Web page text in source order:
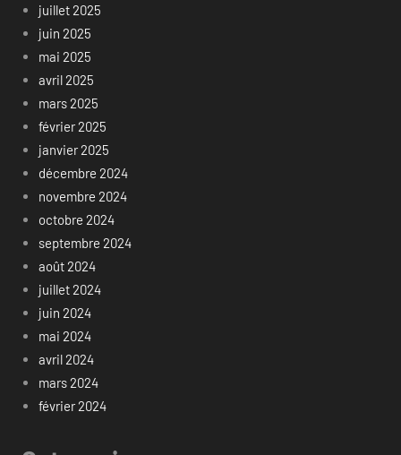
juillet 2025
juin 2025
mai 2025
avril 2025
mars 2025
février 2025
janvier 2025
décembre 2024
novembre 2024
octobre 2024
septembre 2024
août 2024
juillet 2024
juin 2024
mai 2024
avril 2024
mars 2024
février 2024